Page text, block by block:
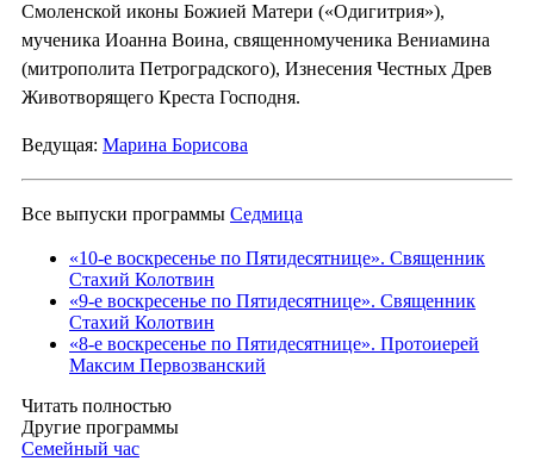
Смоленской иконы Божией Матери («Одигитрия»),
мученика Иоанна Воина, священномученика Вениамина
(митрополита Петроградского), Изнесения Честных Древ
Животворящего Креста Господня.
Ведущая: Марина Борисова
Все выпуски программы Седмица
«10-е воскресенье по Пятидесятнице». Священник
Стахий Колотвин
«9-е воскресенье по Пятидесятнице». Священник
Стахий Колотвин
«8-е воскресенье по Пятидесятнице». Протоиерей
Максим Первозванский
Читать полностью
Другие программы
Семейный час